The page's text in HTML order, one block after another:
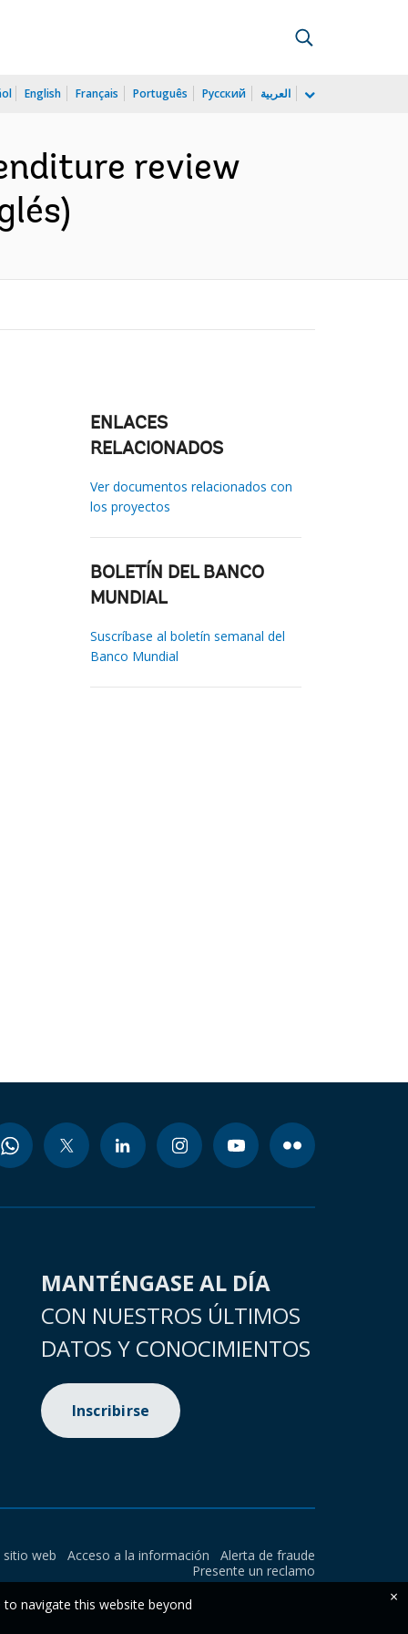
English Français Português Русский العربية
review
ENLACES
RELACIONADOS
Ver documentos relacionados con
los proyectos
BOLETÍN DEL BANCO
MUNDIAL
Suscríbase al boletín semanal del
Banco Mundial
MANTÉNGASE AL DÍA
CON NUESTROS ÚLTIMOS
DATOS Y CONOCIMIENTOS
Inscribirse
sitio web Acceso a la información
Alerta de fraude
Presente un reclamo
navigate this website beyond
×